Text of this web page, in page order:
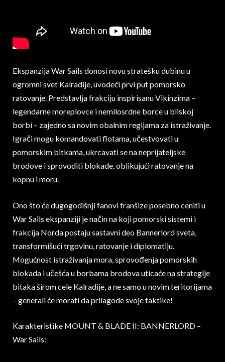
Ekspanzija War Sails donosi novu stratešku dubinu u
ogromni svet Kalradije, uvodeći prvi put pomorsko
ratovanje. Predstavlja frakciju inspirisanu Vikinzima –
legendarne moreplovce i nemilosrdne borce u bliskoj
borbi – zajedno sa novim obalnim regijama za istraživanje.
Igrači mogu komandovati flotama, učestvovati u
pomorskim bitkama, ukrcavati se na neprijateljske
brodove i sprovoditi blokade, oblikujući ratovanje na
kopnu i moru.
Ono što će dugogodišnji fanovi franšize posebno ceniti u
War Sails ekspanziji je način na koji pomorski sistemi i
frakcija Norda postaju sastavni deo Bannerlord sveta,
transformišući trgovinu, ratovanje i diplomatiju.
Mogućnost istraživanja mora, sprovođenja pomorskih
blokada i učešća u borbama brodova uticaće na strategije
bitaka širom cele Kalradije, a ne samo u novim teritorijama
– generali će morati da prilagode svoje taktike!
Karakteristike MOUNT & BLADE II: BANNERLORD –
War Sails: